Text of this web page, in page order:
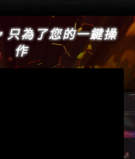
只為了您的一鍵操
作